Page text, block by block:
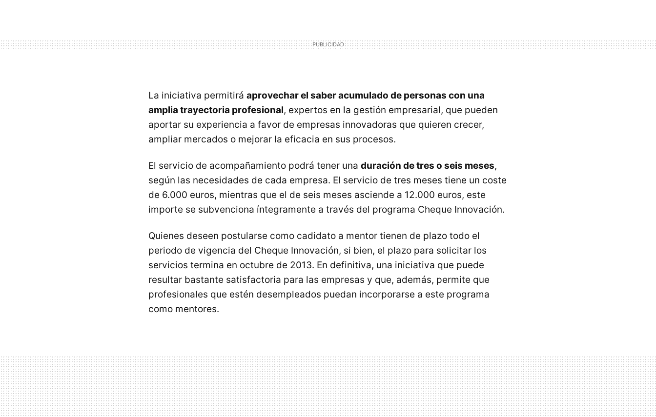
La iniciativa permitirá aprovechar el saber acumulado de personas con una
amplia trayectoria profesional, expertos en la gestión empresarial, que pueden
aportar su experiencia a favor de empresas innovadoras que quieren crecer,
ampliar mercados o mejorar la eficacia en sus procesos.
El servicio de acompañamiento podrá tener una duración de tres o seis meses,
según las necesidades de cada empresa. El servicio de tres meses tiene un coste
de 6.000 euros, mientras que el de seis meses asciende a 12.000 euros, este
importe se subvenciona íntegramente a través del programa Cheque Innovación.
Quienes deseen postularse como cadidato a mentor tienen de plazo todo el
periodo de vigencia del Cheque Innovación, si bien, el plazo para solicitar los
servicios termina en octubre de 2013. En definitiva, una iniciativa que puede
resultar bastante satisfactoria para las empresas y que, además, permite que
profesionales que estén desempleados puedan incorporarse a este programa
como mentores.